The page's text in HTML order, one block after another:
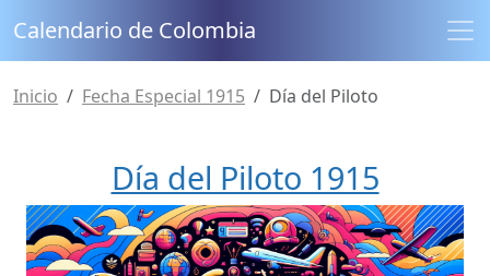
Calendario de Colombia
Inicio Fecha Especial 1915 Día del Piloto
Día del Piloto 1915